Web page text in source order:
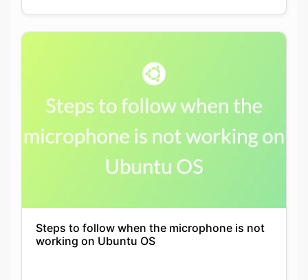
Steps to follow when the microphone is not
working on Ubuntu OS